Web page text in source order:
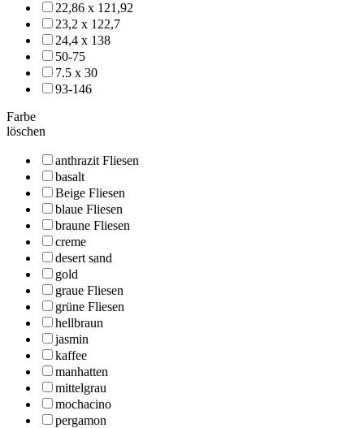
22,86 x 121,92
23,2 x 122,7
24,4 x 138
50-75
7.5 x 30
93-146
Farbe
löschen
anthrazit Fliesen
basalt
Beige Fliesen
blaue Fliesen
braune Fliesen
creme
desert sand
gold
graue Fliesen
grüne Fliesen
hellbraun
jasmin
kaffee
manhatten
mittelgrau
mochacino
pergamon